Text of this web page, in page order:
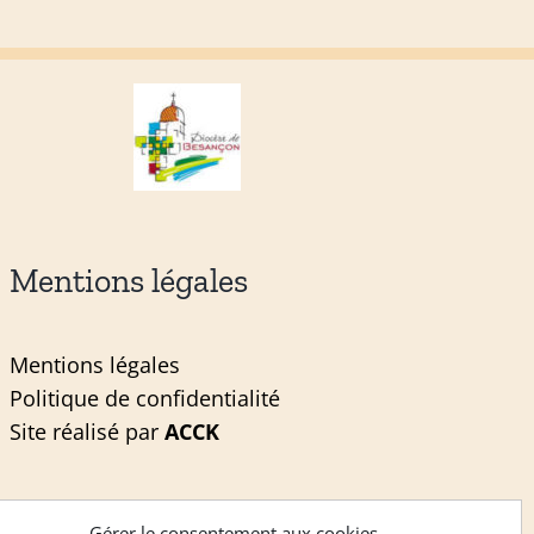
Mentions légales
Mentions légales
Politique de confidentialité
Site réalisé par ACCK